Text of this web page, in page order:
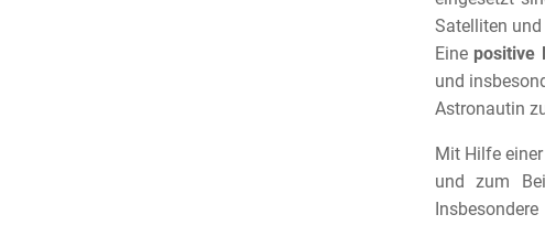
Satelliten
Eine positive
und
Astronautin
Mit Hilfe
und zum